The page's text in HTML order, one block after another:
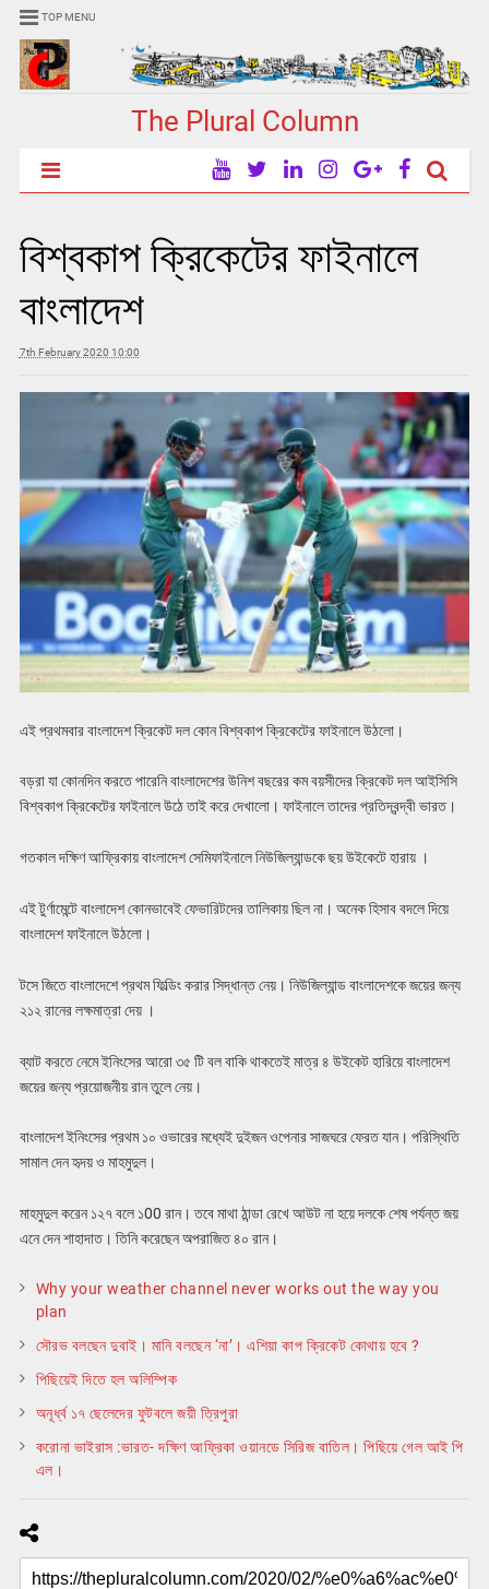
TOP MENU
The Plural Column
বিশ্বকাপ ক্রিকেটের ফাইনালে
বাংলাদেশ
7th February 2020 10:00
এই প্রথমবার বাংলাদেশ ক্রিকেট দল কোন বিশ্বকাপ ক্রিকেটের ফাইনালে উঠলো।
বড়রা যা কোনদিন করতে পারেনি বাংলাদেশের উনিশ বছরের কম বয়সীদের ক্রিকেট দল আইসিসি
বিশ্বকাপ ক্রিকেটের ফাইনালে উঠে তাই করে দেখালো। ফাইনালে তাদের প্রতিদ্বন্দ্বী ভারত।
গতকাল দক্ষিণ আফ্রিকায় বাংলাদেশ সেমিফাইনালে নিউজিল্যান্ডকে ছয় উইকেটে হারায় ।
এই টুর্ণামেন্টে বাংলাদেশ কোনভাবেই ফেভারিটদের তালিকায় ছিল না। অনেক হিসাব বদলে দিয়ে
বাংলাদেশ ফাইনালে উঠলো।
টসে জিতে বাংলাদেশে প্রথম ফিল্ডিং করার সিদ্ধান্ত নেয়। নিউজিল্যান্ড বাংলাদেশকে জয়ের জন্য
২১২ রানের লক্ষমাত্রা দেয় ।
ব্যাট করতে নেমে ইনিংসের আরো ৩৫ টি বল বাকি থাকতেই মাত্র ৪ উইকেট হারিয়ে বাংলাদেশ
জয়ের জন্য প্রয়োজনীয় রান তুলে নেয়।
বাংলাদেশ ইনিংসের প্রথম ১০ ওভারের মধ্যেই দুইজন ওপেনার সাজঘরে ফেরত যান। পরিস্থিতি
সামাল দেন হৃদয় ও মাহমুদুল।
মাহমুদুল করেন ১২৭ বলে ১00 রান। তবে মাথা ঠান্ডা রেখে আউট না হয়ে দলকে শেষ পর্যন্ত জয়
এনে দেন শাহাদাত। তিনি করেছেন অপরাজিত ৪০ রান।
Why your weather channel never works out the way you
plan
সৌরভ বলছেন দুবাই। মানি বলছেন ‘না’। এশিয়া কাপ ক্রিকেট কোথায় হবে ?
পিছিয়েই দিতে হল অলিম্পিক
অনূর্ধ্ব ১৭ ছেলেদের ফুটবলে জয়ী ত্রিপুরা
করোনা ভাইরাস :ভারত- দক্ষিণ আফ্রিকা ওয়ানডে সিরিজ বাতিল। পিছিয়ে গেল আই পি
এল।